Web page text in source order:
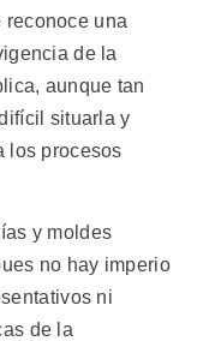
reconoce una
de la
aunque tan
situarla y
los procesos
y moldes
no hay imperio
ni
de la